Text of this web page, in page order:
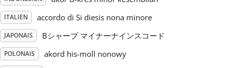
简体中文
繁體中文
ITALIEN accordo di Si diesis nona minore
JAPONAIS Bシャープ マイナーナインスコード
POLONAIS akord his-moll nonowy